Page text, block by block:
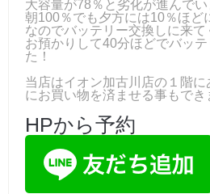
大容量が78％と劣化が進んでい
朝100％でも夕方には10％ほど
なのでバッテリー交換しに来
お預かりして40分ほどでバッ
た！
当店はイオン加古川店の１階
にお買い物を済ませる事もでき
HPから予約